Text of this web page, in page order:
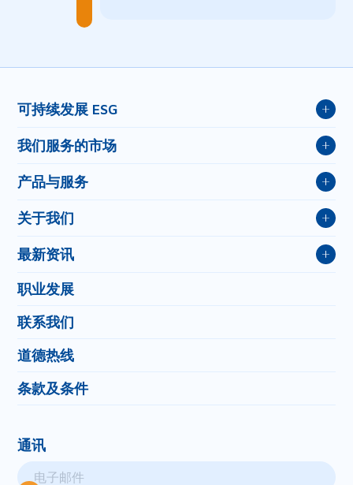
可持续发展 ESG
ESG-可持续发展战略的三大支柱
我们服务的市场
特种纸
纸浆
特殊行业
粘胶纤维
产品与服务
造纸生产过程应用
生活用纸应用
全面污染物管理
计量、监测、控制
水处理解决方案
环境安全
关于我们
我们的愿景、使命和里程碑
管理层团队
最新资讯
出版
活动
职业发展
联系我们
道德热线
条款及条件
通讯